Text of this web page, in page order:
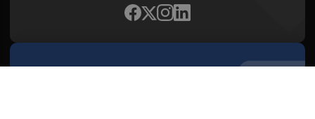
Quienes Somos